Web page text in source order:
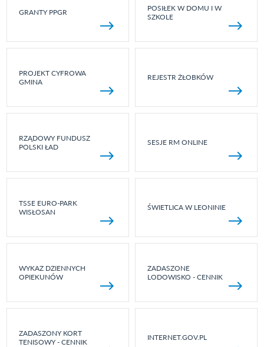
GRANTY PPGR
POSIŁEK W DOMU I W
SZKOLE
PROJEKT CYFROWA
GMINA
REJESTR ŻŁOBKÓW
RZĄDOWY FUNDUSZ
POLSKI ŁAD
SESJE RM ONLINE
TSSE EURO-PARK
WISŁOSAN
ŚWIETLICA W LEONINIE
WYKAZ DZIENNYCH
OPIEKUNÓW
ZADASZONE
LODOWISKO - CENNIK
ZADASZONY KORT
TENISOWY - CENNIK
INTERNET.GOV.PL